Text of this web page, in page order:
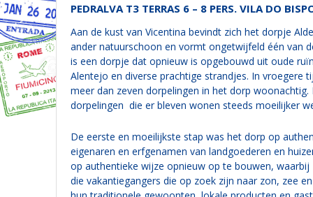
PEDRALVA T3 TERRAS 6 – 8 PERS. VILA DO
Aan de kust van Vicentina bevindt zich het dorpje
ander natuurschoon en vormt ongetwijfeld één van
is een dorpje dat opnieuw is opgebouwd uit oude
Alentejo en diverse prachtige strandjes. In vroegere
meer dan zeven dorpelingen in het dorp
dorpelingen die er bleven wonen steeds moeilijker
De eerste en moeilijkste stap was het dorp op
eigenaren en erfgenamen van landgoederen en
op authentieke wijze opnieuw op te bouwen,
die vakantiegangers die op zoek zijn naar zon, zee